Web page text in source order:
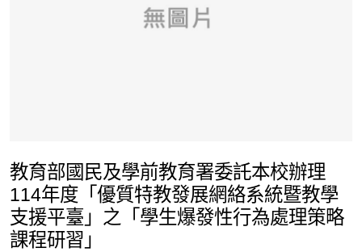
教育部國民及學前教育署委託本校辦理
114年度「優質特教發展網絡系統暨教學
支援平臺」之「學生爆發性行為處理策略
課程研習」